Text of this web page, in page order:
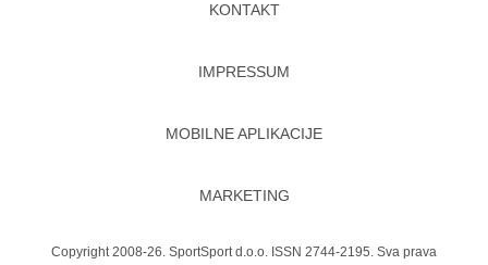
KONTAKT
IMPRESSUM
MOBILNE APLIKACIJE
MARKETING
Copyright 2008-26. SportSport d.o.o. ISSN 2744-2195. Sva prava